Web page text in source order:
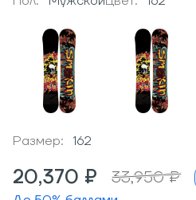
Размер: 162
20,370 ₽ 33,950 ₽